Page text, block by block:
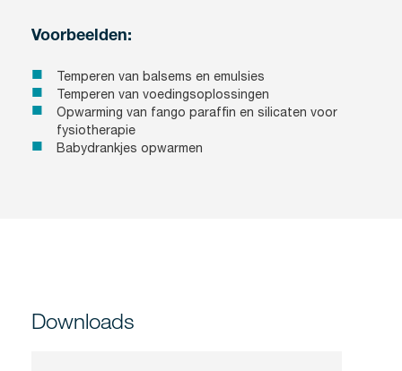
Voorbeelden:
Temperen van balsems en emulsies
Temperen van voedingsoplossingen
Opwarming van fango parafﬁn en silicaten voor
fysiotherapie
Babydrankjes opwarmen
Downloads